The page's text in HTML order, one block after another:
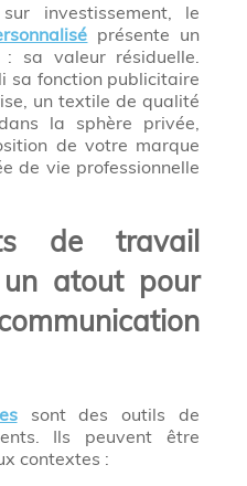
investissement, le
présente un
: sa valeur résiduelle.
sa fonction publicitaire
un textile de qualité
la sphère privée,
de votre marque
de vie professionnelle
de travail
un atout pour
sont des outils de
Ils peuvent être
contextes :